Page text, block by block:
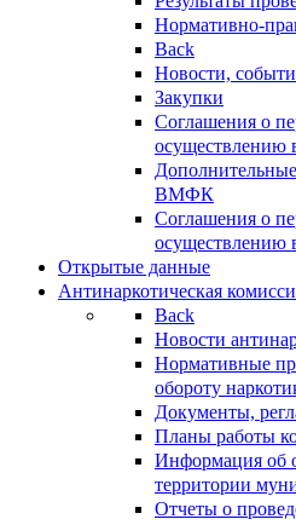
Нормативно-
Back
Новости,
Закупки
Соглашения о
осуществлению
ВМФК
Соглашения о
осуществлению
Открытые данные
Антинаркотическая
Back
Новости
Нормативные
обороту
Документы,
Планы работы
Информация об
территории
Отчеты о